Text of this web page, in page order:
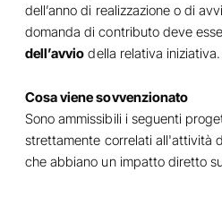
dell’anno di realizzazione o di
domanda di contributo deve
dell’avvio della relativa iniziativa.
Cosa viene sovvenzionato
Sono ammissibili i seguenti
strettamente correlati all'attività
che abbiano un impatto diretto